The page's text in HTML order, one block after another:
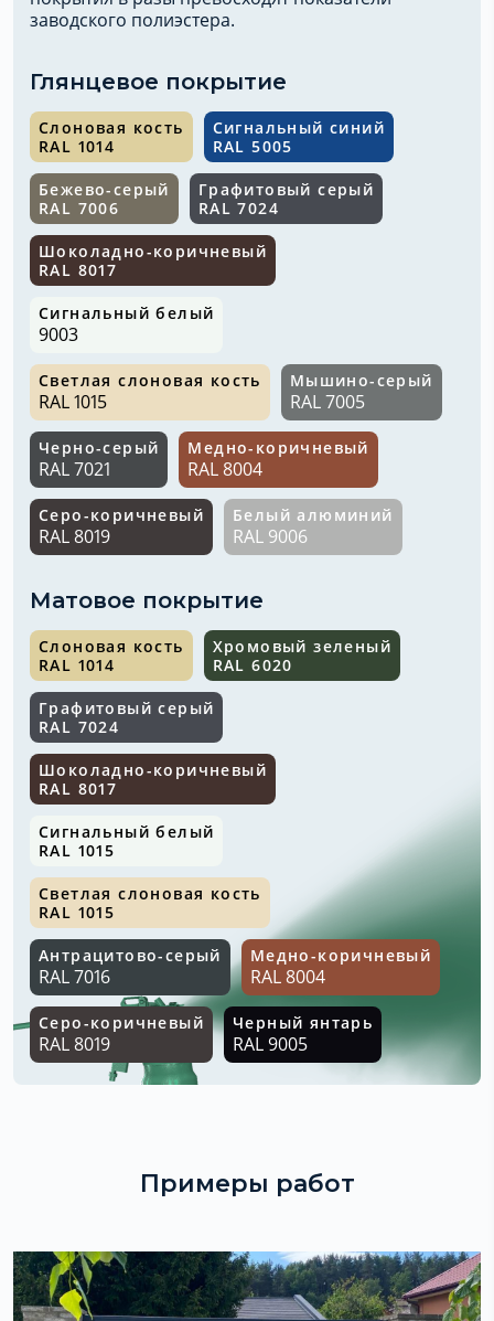
заводского полиэстера.
Глянцевое покрытие
Слоновая кость
RAL 1014
Сигнальный синий
RAL 5005
Бежево-серый
RAL 7006
Графитовый серый
RAL 7024
Шоколадно-коричневый
RAL 8017
Сигнальный белый
9003
Светлая слоновая кость
RAL 1015
Мышино-серый
RAL 7005
Черно-серый
RAL 7021
Медно-коричневый
RAL 8004
Серо-коричневый
RAL 8019
Белый алюминий
RAL 9006
Матовое покрытие
Слоновая кость
RAL 1014
Хромовый зеленый
RAL 6020
Графитовый серый
RAL 7024
Шоколадно-коричневый
RAL 8017
Сигнальный белый
RAL 1015
Светлая слоновая кость
RAL 1015
Антрацитово-серый
RAL 7016
Медно-коричневый
RAL 8004
Серо-коричневый
RAL 8019
Черный янтарь
RAL 9005
Примеры работ